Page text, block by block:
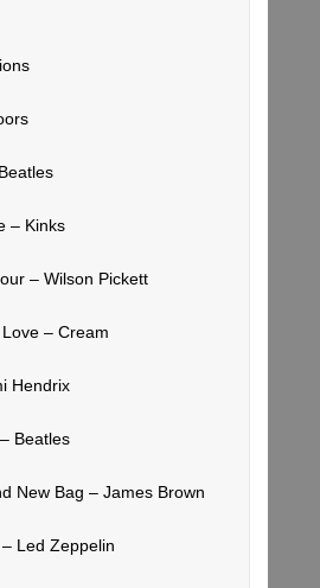
– Kinks
– Wilson Pickett
– Cream
Hendrix
Beatles
New Bag – James Brown
Led Zeppelin